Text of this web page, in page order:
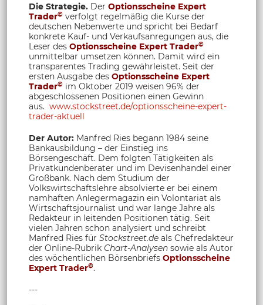
Die Strategie. Der Optionsscheine Expert
Trader© verfolgt regelmäßig die Kurse der
deutschen Nebenwerte und spricht bei Bedarf
konkrete Kauf- und Verkaufsanregungen aus, die
Leser des Optionsscheine Expert Trader©
unmittelbar umsetzen können. Damit wird ein
transparentes Trading gewährleistet. Seit der
ersten Ausgabe des Optionsscheine Expert
Trader© im Oktober 2019 weisen 96% der
abgeschlossenen Positionen einen Gewinn
aus. www.stockstreet.de/optionsscheine-expert-
trader-aktuell
Der Autor: Manfred Ries begann 1984 seine
Bankausbildung – der Einstieg ins
Börsengeschäft. Dem folgten Tätigkeiten als
Privatkundenberater und im Devisenhandel einer
Großbank. Nach dem Studium der
Volkswirtschaftslehre absolvierte er bei einem
namhaften Anlegermagazin ein Volontariat als
Wirtschaftsjournalist und war lange Jahre als
Redakteur in leitenden Positionen tätig. Seit
vielen Jahren schon analysiert und schreibt
Manfred Ries für Stockstreet.de als Chefredakteur
der Online-Rubrik Chart-Analysen sowie als Autor
des wöchentlichen Börsenbriefs Optionsscheine
Expert Trader©.
---